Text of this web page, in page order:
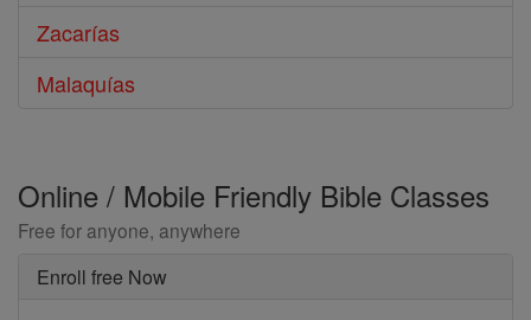
Zacarías
Malaquías
Online / Mobile Friendly Bible Classes
Free for anyone, anywhere
Enroll free Now